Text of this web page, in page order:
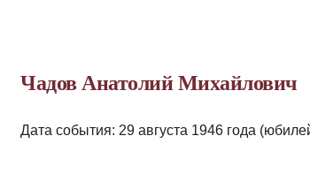
Чадов Анатолий Михайлович
Дата события: 29 августа 1946 года